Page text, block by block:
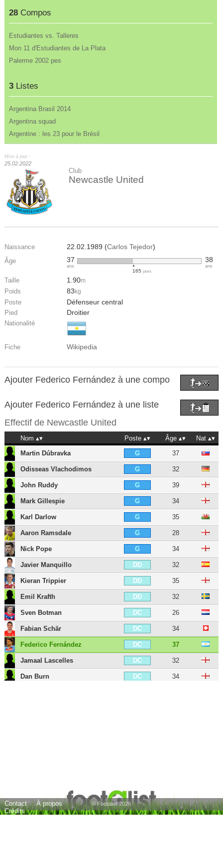
28 Compos
Estudiantes vs. Talleres
Mon 11 d'Estudiantes de La Plata
Palerme 2002 pes
3 Listes
Argentina Brasil 2014
Argentina squad
Argentine : les 23 pour le Brésil
Mise à jour :
25.02.2022
Club
Newcastle United
Naissance 22.02.1989 (Carlos Tejedor)
Âge 37
ans
165jours
38
ans
Taille 1.90m
Poids 83 kg
Poste Défenseur central
Pied Droitier
Nationalité
Fiche Wikipedia
Ajouter Federico Fernández à une compo
Ajouter Federico Fernández à une liste
Effectif de Newcastle United
Nom Poste Âge
Nat
Martin Dúbravka
G 37
Odisseas Vlachodimos G 32
John Ruddy G 39
Mark Gillespie G 34
Karl Darlow G 35
Aaron Ramsdale G 28
Nick Pope G 34
Javier Manquillo DD 32
Kieran Trippier DD 35
Emil Krafth DD 32
Sven Botman DC 26
Fabian Schär DC 34
Federico Fernández DC 37
Jamaal Lascelles DC 32
Dan Burn DC 34
Elliott Anderson MC 23
Contact
À propos
Crédits
© Footalist 2026